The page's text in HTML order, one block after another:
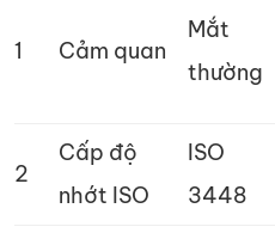
1 Cảm quan
Mắt
thường
2
Cấp độ
nhớt ISO
ISO
3448